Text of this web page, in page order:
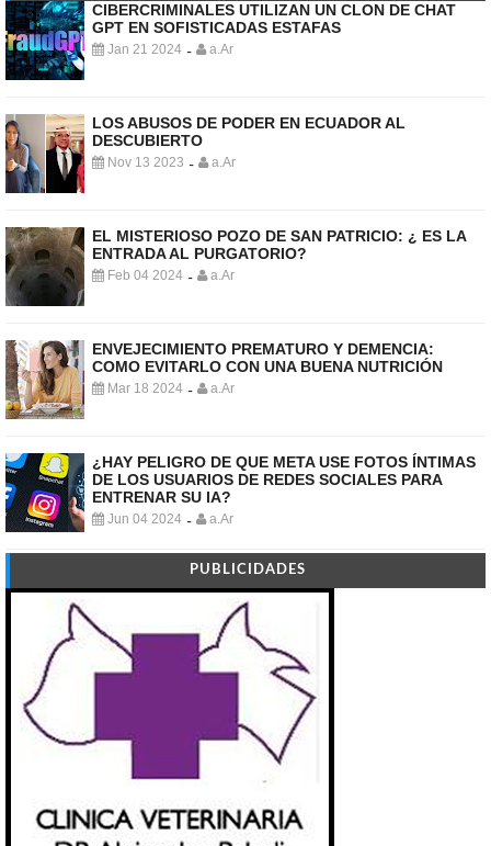
CIBERCRIMINALES UTILIZAN UN CLON DE CHAT
GPT EN SOFISTICADAS ESTAFAS
Jan 21 2024 - a.Ar
LOS ABUSOS DE PODER EN ECUADOR AL
DESCUBIERTO
Nov 13 2023 - a.Ar
EL MISTERIOSO POZO DE SAN PATRICIO: ¿ ES LA
ENTRADA AL PURGATORIO?
Feb 04 2024 - a.Ar
ENVEJECIMIENTO PREMATURO Y DEMENCIA:
COMO EVITARLO CON UNA BUENA NUTRICIÓN
Mar 18 2024 - a.Ar
¿HAY PELIGRO DE QUE META USE FOTOS ÍNTIMAS
DE LOS USUARIOS DE REDES SOCIALES PARA
ENTRENAR SU IA?
Jun 04 2024 - a.Ar
PUBLICIDADES